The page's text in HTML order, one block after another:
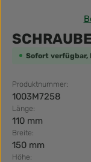
Durchschnittliche
SCHRAUBE
Sofort verfügbar,
Produktnummer:
1003M7258
Länge:
110 mm
Breite:
150 mm
Höhe: